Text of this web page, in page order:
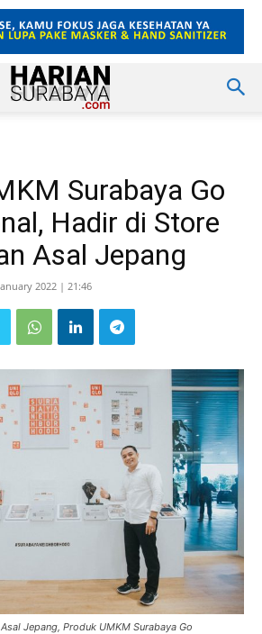
Surabaya Go
Hadir di Store
Asal Jepang
2022 | 21:46
Jepang, Produk UMKM Surabaya Go